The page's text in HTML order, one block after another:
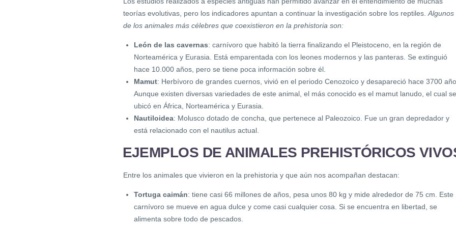
teorías evolutivas, pero los indicadores apuntan a continuar la investigación sobre los reptiles. Algunos
de los animales más célebres que coexistieron en la prehistoria son:
León de las cavernas: carnívoro que habitó la tierra finalizando el Pleistoceno, en la región de
Norteamérica y Eurasia. Está emparentada con los leones modernos y las panteras. Se extinguió
hace 10.000 años, pero se tiene poca información sobre él.
Mamut: Herbívoro de grandes cuernos, vivió en el periodo Cenozoico y desapareció hace 3700
Aunque existen diversas variedades de este animal, el más conocido es el mamut lanudo, el cual se
ubicó en África, Norteamérica y Eurasia.
Nautiloidea: Molusco dotado de concha, que pertenece al Paleozoico. Fue un gran depredador y
está relacionado con el nautilus actual.
EJEMPLOS DE ANIMALES PREHISTÓRICOS
Entre los animales que vivieron en la prehistoria y que aún nos acompañan destacan:
Tortuga caimán: tiene casi 66 millones de años, pesa unos 80 kg y mide alrededor de 75 cm. Este
carnívoro se mueve en agua dulce y come casi cualquier cosa. Si se encuentra en libertad, se
alimenta sobre todo de pescados.